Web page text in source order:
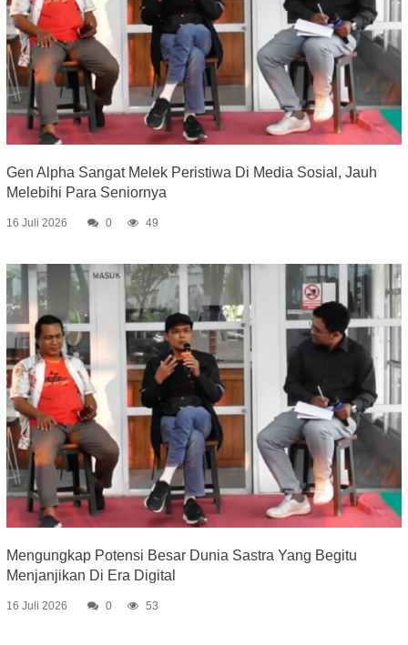
Gen Alpha Sangat Melek Peristiwa Di Media Sosial, Jauh
Melebihi Para Seniornya
16 Juli 2026 0 49
Mengungkap Potensi Besar Dunia Sastra Yang Begitu
Menjanjikan Di Era Digital
16 Juli 2026 0 53